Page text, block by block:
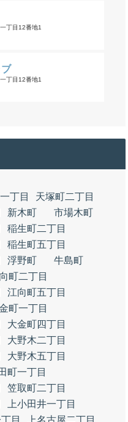
丁目12番地1
丁目12番地1
丁目
天塚町二丁目
新木町
市場木町
稲生町二丁目
稲生町五丁目
浮野町
牛島町
町二丁目
江向町五丁目
町一丁目
大金町四丁目
大野木二丁目
大野木五丁目
町一丁目
笠取町二丁目
上小田井一丁目
目
上名古屋二丁目